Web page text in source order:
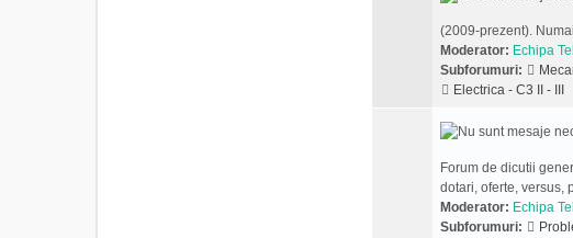
(2009-prezent).
Moderator: Echipa
Subforumuri:
Electrica - C3 II - III
Forum de dicutii
dotari, oferte, versus,
Moderator: Echipa
Subforumuri: